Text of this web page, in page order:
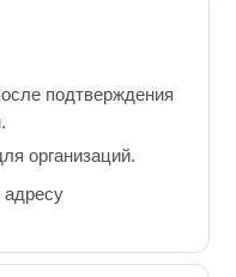
подтверждения
организаций.
адресу